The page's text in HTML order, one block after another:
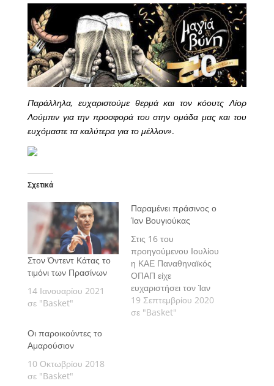
Παράλληλα, ευχαριστούμε θερμά και τον κόουτς Λίορ
Λούμπιν για την προσφορά του στην ομάδα μας και του
ευχόμαστε τα καλύτερα για το μέλλον».
Σχετικά
Στον Όντεντ Κάτας το
τιμόνι των Πρασίνων
14 Ιανουαρίου 2021
σε "Basket"
Παραμένει πράσινος ο
Ίαν Βουγιούκας
Στις 16 του
προηγούμενου Ιουλίου
η ΚΑΕ Παναθηναϊκός
ΟΠΑΠ είχε
ευχαριστήσει τον Ίαν
Βουγιούκα για την
προσφορά του και είχε
19 Σεπτεμβρίου 2020
σε "Basket"
Οι παροικούντες το
Αμαρούσιον
10 Οκτωβρίου 2018
σε "Basket"